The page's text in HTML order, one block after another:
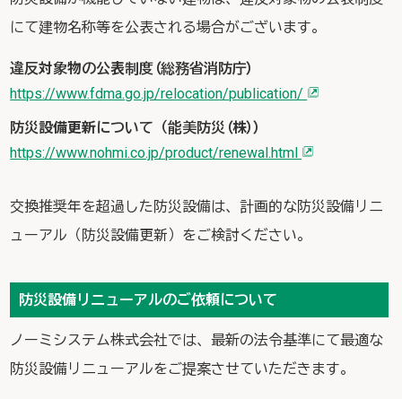
にて建物名称等を公表される場合がございます。
違反対象物の公表制度（総務省消防庁）
https://www.fdma.go.jp/relocation/publication/
防災設備更新について（能美防災（株））
https://www.nohmi.co.jp/product/renewal.html
交換推奨年を超過した防災設備は、計画的な防災設備リニ
ューアル（防災設備更新）をご検討ください。
防災設備リニューアルのご依頼について
ノーミシステム株式会社では、最新の法令基準にて最適な
防災設備リニューアルをご提案させていただきます。